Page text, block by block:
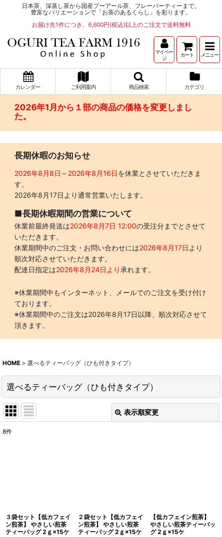
日本茶、深蒸し茶から国産プーアール茶、フレーバーティーまで。
豊富なバリエーションで「お茶のあるくらし」を彩ります。
お届け先1件につき、6,600円(税込)以上のご注文で送料無料
マイペー
ジ
カート メニュー
カレンダー ご利用案内 商品検索 カテゴリ
2026年1月から１部の商品の価格を変更しまし
た。
長期休暇のお知らせ
2026年8月8日～2026年8月16日を休業とさせていただきま
す。
2026年8月17日より通常営業いたします。
■長期休暇期間の営業について
休業前最終発送は2026年8月7日 12:00の受注分までとさせて
いただきます。
休業期間中のご注文・お問い合わせには2026年8月17日 より
順次対応させていただきます。
配達日指定は2026年8月24日より承れます。
※休業期間中もインターネット、メールでのご注文を受け付け
ております。
※休業期間中のご注文は2026年8月17日以降、順次対応させて
頂きます。
HOME > 選べるティーバッグ（ひも付きタイプ）
選べるティーバッグ（ひも付きタイプ）
表示順変更
8件
３袋セット【低カフェイ
ン煎茶】 やさしい煎茶
ティーバッグ 2ｇ×15ケ
２袋セット【低カフェイ
ン煎茶】 やさしい煎茶
ティーバッグ 2ｇ×15ケ
【低カフェイン煎茶】
やさしい煎茶ティーバッ
グ 2ｇ×15ケ